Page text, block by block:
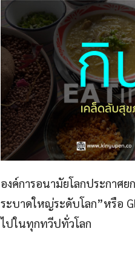
องค์การอนามัยโลกประกาศ
ระบาดใหญ่ระดับโลก”หรือ
ไปในทุกทวีปทั่วโลก